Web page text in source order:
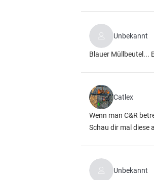
Unbekannt
Blauer Müllbeutel...
Catlex
Wenn man C&R
Schau dir mal diese
Unbekannt